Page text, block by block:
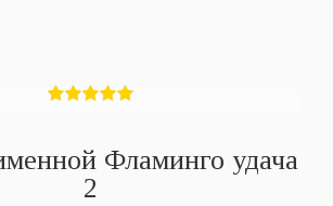
Фламинго удача
2